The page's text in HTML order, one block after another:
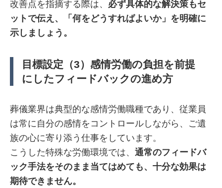
改善点を指摘する際は、 必ず具体的な解決策もセ
ットで伝え、「何をどうすればよいか」を明確に
示しましょう。
目標設定（3）感情労働の負担を前提
にしたフィードバックの進め方
葬儀業界は典型的な感情労働職種であり、従業員
は常に自分の感情をコントロールしながら、ご遺
族の心に寄り添う仕事をしています。
こうした特殊な労働環境では、 通常のフィードバ
ック手法をそのまま当てはめても、十分な効果は
期待できません。